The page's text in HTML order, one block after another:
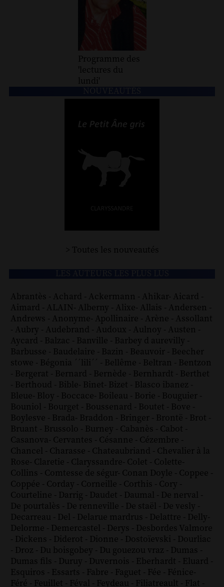
Programme des
'lectures du
lundi'
> Toutes les nouveautés
Abrantès - Achard - Ackermann - Ahikar- Aicard -
Aimard - ALAIN- Alberny - Alixe- Allais - Andersen -
Andrews - Anonyme- Apollinaire - Arène - Assollant
- Aubry - Audebrand - Audoux - Aulnoy - Austen -
Aycard - Balzac - Banville - Barbey d aurevilly -
Barbusse - Baudelaire - Bazin - Beauvoir - Beecher
stowe - Bégonia ´´lili´´ - Bellême - Beltran - Bentzon
- Bergerat - Bernard - Bernède - Bernhardt - Berthet
- Berthoud - Bible- Binet- Bizet - Blasco ibanez -
Bleue- Bloy - Boccace- Boileau - Borie - Bouguier -
Bouniol - Bourget - Boussenard - Boutet - Bove -
Boylesve - Brada- Braddon - Bringer - Brontë - Brot -
Bruant - Brussolo - Burney - Cabanès - Cabot -
Casanova- Cervantes - Césanne - Cézembre -
Chancel - Charasse - Chateaubriand - Chevalier à la
Rose- Claretie - Claryssandre- Colet - Colette-
Collins - Comtesse de ségur- Conan Doyle - Coppee -
Coppée - Corday - Corneille - Corthis - Cory -
Courteline - Darrig - Daudet - Daumal - De nerval -
De pourtalès - De renneville - De staël - De vesly -
Decarreau - Del - Delarue mardrus - Delattre - Delly-
Delorme - Demercastel - Derys - Desbordes Valmore
- Dickens - Diderot - Dionne - Dostoïevski - Dourliac
- Droz - Du boisgobey - Du gouezou vraz - Dumas -
Dumas fils - Duruy - Duvernois - Eberhardt - Eluard -
Esquiros - Essarts - Fabre - Faguet - Fée - Fénice-
Féré - Feuillet - Féval - Feydeau - Filiatreault - Flat -